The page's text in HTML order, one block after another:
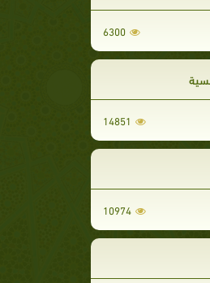
6300
14851
10974